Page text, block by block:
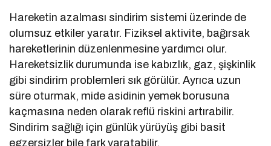
Hareketin azalması sindirim sistemi üzerinde de
olumsuz etkiler yaratır. Fiziksel aktivite, bağırsak
hareketlerinin düzenlenmesine yardımcı olur.
Hareketsizlik durumunda ise kabızlık, gaz, şişkinlik
gibi sindirim problemleri sık görülür. Ayrıca uzun
süre oturmak, mide asidinin yemek borusuna
kaçmasına neden olarak reflü riskini artırabilir.
Sindirim sağlığı için günlük yürüyüş gibi basit
egzersizler bile fark yaratabilir.